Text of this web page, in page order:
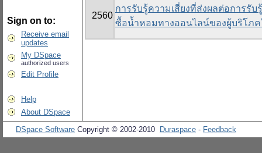
Sign on to:
Receive email
updates
My DSpace
authorized users
Edit Profile
Help
About DSpace
2560
การรับรู้ความเสี่ยงที่ส่งผลต่อการรั
ซื้อน้ำหอมทางออนไลน์ของผู้บริโภ
DSpace Software Copyright © 2002-2010 Duraspace - Feedback